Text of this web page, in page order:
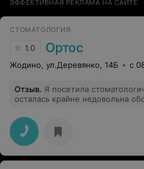
ЭФФЕКТИВНАЯ РЕКЛАМА НА САЙТЕ
СТОМАТОЛОГИЯ
1.0 Ортос
Жодино, ул.Деревянко, 14Б с
Отзыв. Я посетила
осталась крайне недовольна
мне ещё ни разу не говорили-
когда я просила врача не
анестезии! Я пришла за помощью, а вместо этого
получила только негативные
администрация клиники